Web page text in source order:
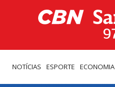
NOTÍCIAS ESPORTE ECONOMIA